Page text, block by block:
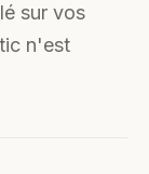
sur vos
n'est